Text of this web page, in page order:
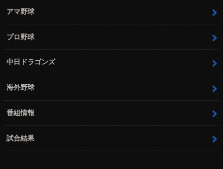
アマ野球
プロ野球
中日ドラゴンズ
海外野球
番組情報
試合結果